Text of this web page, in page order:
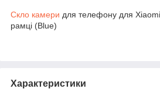
Скло камери для телефону для
рамці (Blue)
Характеристики